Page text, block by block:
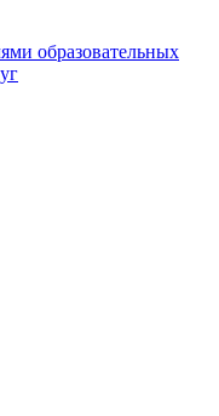
образовательных